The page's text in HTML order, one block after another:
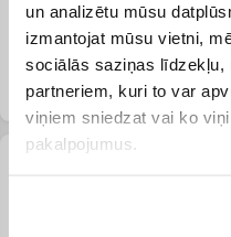
un analizētu mūsu
izmantojat mūsu vietni,
sociālās saziņas līdzekļu,
partneriem, kuri to var
viņiem sniedzat vai ko
pakalpojumus.
Matu fēni
Matu